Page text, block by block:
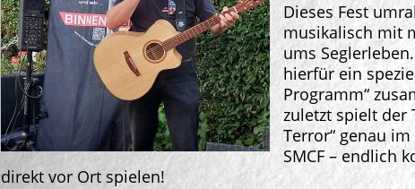
Dieses Fest
musikalisch mit
ums
hierfür ein
Programm“
zuletzt spielt der
Terror“ genau
SMCF – endlich
direkt vor Ort spielen!